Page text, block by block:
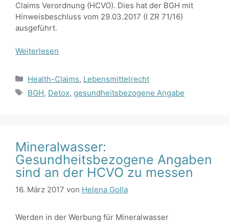
Claims Verordnung (HCVO). Dies hat der BGH mit
Hinweisbeschluss vom 29.03.2017 (I ZR 71/16)
ausgeführt.
Weiterlesen
Kategorien
Health-Claims, Lebensmittelrecht
Schlagwörter
BGH, Detox, gesundheitsbezogene Angabe
Mineralwasser:
Gesundheitsbezogene Angaben
sind an der HCVO zu messen
16. März 2017 von Helena Golla
Werden in der Werbung für Mineralwasser